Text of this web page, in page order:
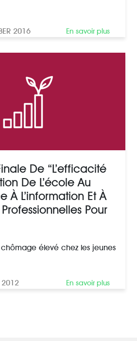
2016 En savoir plus
De “l’efficacité
De L’école Au
À L’information Et À
Pour
élevé chez les jeunes
2012 En savoir plus